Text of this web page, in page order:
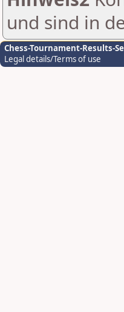
und sind in
Chess-Tournament-Results-
Legal details/Terms of use